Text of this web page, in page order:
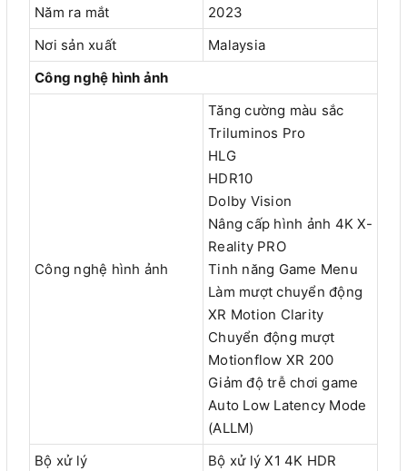
Năm ra mắt
2023
Nơi sản xuất
Malaysia
Công nghệ hình ảnh
Công nghệ hình ảnh
Tăng cường màu sắc
Triluminos Pro
HLG
HDR10
Dolby Vision
Nâng cấp hình ảnh 4K X-
Reality PRO
Tinh năng Game Menu
Làm mượt chuyển động
XR Motion Clarity
Chuyển động mượt
Motionflow XR 200
Giảm độ trễ chơi game
Auto Low Latency Mode
(ALLM)
Bộ xử lý
Bộ xử lý X1 4K HDR